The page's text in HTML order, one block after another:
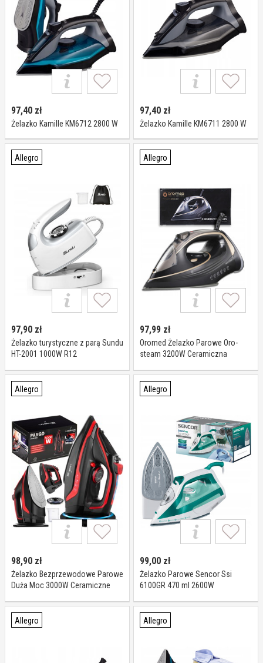
97,40 zł
Żelazko Kamille KM6712 2800 W
97,40 zł
Żelazko Kamille KM6711 2800 W
Allegro
97,90 zł
Żelazko turystyczne z parą Sundu
HT-2001 1000W R12
Allegro
97,99 zł
Oromed Żelazko Parowe Oro-
steam 3200W Ceramiczna
Allegro
98,90 zł
Żelazko Bezprzewodowe Parowe
Duża Moc 3000W Ceramiczne
Allegro
99,00 zł
Żelazko Parowe Sencor Ssi
6100GR 470 ml 2600W
Allegro Allegro